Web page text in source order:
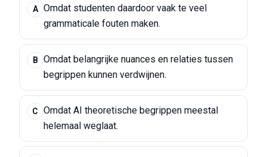
A Omdat studenten daardoor vaak te veel
grammaticale fouten maken.
B
Omdat belangrijke nuances en relaties tussen
begrippen kunnen verdwijnen.
C
Omdat AI theoretische begrippen meestal
helemaal weglaat.